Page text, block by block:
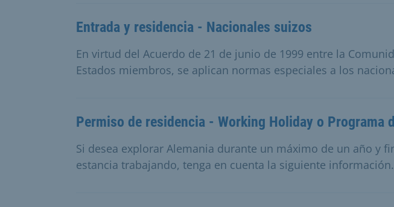
Entrada y residencia - Nacionales suizos
En virtud del Acuerdo de 21 de junio de 1999 entre la
Estados miembros, se aplican normas especiales a los
Permiso de residencia - Working Holiday o Programa
Si desea explorar Alemania durante un máximo de un año y
estancia trabajando, tenga en cuenta la siguiente información.